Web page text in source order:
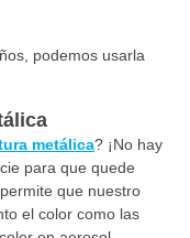
podemos usarla
metálica? ¡No hay
para que quede
que nuestro
el color como las